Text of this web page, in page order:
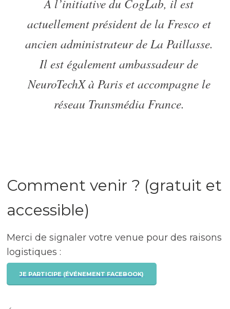
A l’initiative du CogLab, il est
actuellement président de la Fresco et
ancien administrateur de La Paillasse.
Il est également ambassadeur de
NeuroTechX à Paris et accompagne le
réseau Transmédia France.
Comment venir ? (gratuit et
accessible)
Merci de signaler votre venue pour des raisons
logistiques :
JE PARTICIPE (ÉVÉNEMENT FACEBOOK)